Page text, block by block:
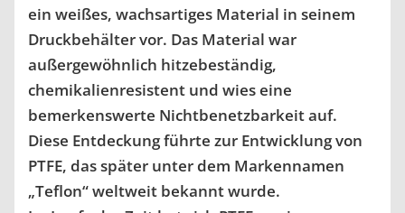
ein weißes, wachsartiges Material in seinem
Druckbehälter vor. Das Material war
außergewöhnlich hitzebeständig,
chemikalienresistent und wies eine
bemerkenswerte Nichtbenetzbarkeit auf.
Diese Entdeckung führte zur Entwicklung von
PTFE, das später unter dem Markennamen
„Teflon“ weltweit bekannt wurde.